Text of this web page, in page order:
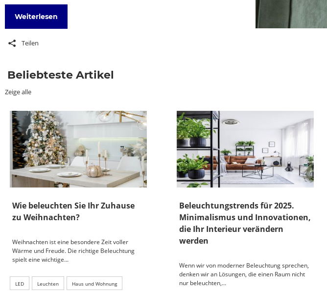
Weiterlesen
Teilen
Beliebteste Artikel
Zeige alle
Wie beleuchten Sie Ihr Zuhause
zu Weihnachten?
Weihnachten ist eine besondere Zeit voller
Wärme und Freude. Die richtige Beleuchtung
spielt eine wichtige...
LED Leuchten Haus und Wohnung
Beleuchtungstrends für 2025.
Minimalismus und Innovationen,
die Ihr Interieur verändern
werden
Wenn wir von moderner Beleuchtung sprechen,
denken wir an Lösungen, die einen Raum nicht
nur beleuchten,...